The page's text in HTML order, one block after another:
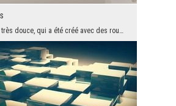
Une décoration très douce, qui a été créé avec des roues. Il semble que certains d'entre elles o...